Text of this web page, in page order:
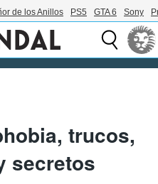
de los Anillos PS5 GTA 6 Sony
trucos,
secretos